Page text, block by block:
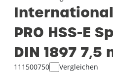
International
PRO HSS-E
DIN 1897 7‚5
111500750 Vergleichen